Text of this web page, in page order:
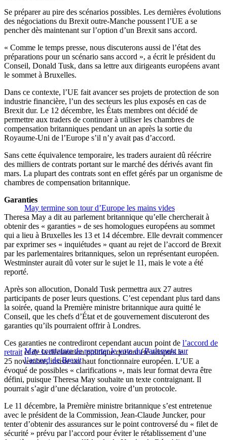
Se préparer au pire des scénarios possibles. Les dernières évolutions
des négociations du Brexit outre-Manche poussent l’UE a se
pencher dès maintenant sur l’option d’un Brexit sans accord.
« Comme le temps presse, nous discuterons aussi de l’état des
préparations pour un scénario sans accord », a écrit le président du
Conseil, Donald Tusk, dans sa lettre aux dirigeants européens avant
le sommet à Bruxelles.
Dans ce contexte, l’UE fait avancer ses projets de protection de son
industrie financière, l’un des secteurs les plus exposés en cas de
Brexit dur. Le 12 décembre, les États membres ont décidé de
permettre aux traders de continuer à utiliser les chambres de
compensation britanniques pendant un an après la sortie du
Royaume-Uni de l’Europe s’il n’y avait pas d’accord.
Sans cette équivalence temporaire, les traders auraient dû réécrire
des milliers de contrats portant sur le marché des dérivés avant fin
mars. La plupart des contrats sont en effet gérés par un organisme de
chambres de compensation britannique.
May termine son tour d’Europe les mains vides
Garanties
Theresa May a dit au parlement britannique qu’elle chercherait à
obtenir des « garanties » de ses homologues européens au sommet
qui a lieu à Bruxelles les 13 et 14 décembre. Elle devrait commencer
par exprimer ses « inquiétudes » quant au rejet de l’accord de Brexit
par les parlementaires britanniques, selon un représentant européen.
Westminster aurait dû voter sur le sujet le 11, mais le vote a été
reporté.
Après son allocution, Donald Tusk permettra aux 27 autres
participants de poser leurs questions. C’est cependant plus tard dans
la soirée, quand la Première ministre britannique aura quitté le
Conseil, que les chefs d’État et de gouvernement discuteront des
garanties qu’ils pourraient offrir à Londres.
May contrainte de reporter le vote du Parlement sur
l’accord de Brexit
Ces garanties ne contrediront cependant aucun point de l’accord de
retrait et de la déclaration politique qui ont été adoptés le
25 novembre, insiste un haut fonctionnaire européen. L’UE a
évoqué de possibles « clarifications », mais leur format devra être
défini, puisque Theresa May souhaite un texte contraignant. Il
pourrait s’agir d’une déclaration, voire d’un protocole.
Le 11 décembre, la Première ministre britannique s’est entretenue
avec le président de la Commission, Jean-Claude Juncker, pour
tenter d’obtenir des assurances sur le point controversé du « filet de
sécurité » prévu par l’accord pour éviter le rétablissement d’une